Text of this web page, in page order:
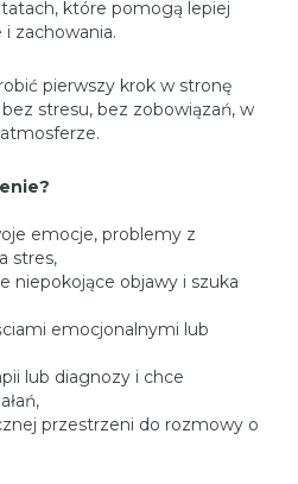
które pomogą lepiej
zachowania.
pierwszy krok w stronę
stresu, bez zobowiązań, w
emocje, problemy z
stres,
niepokojące objawy i szuka
emocjonalnymi lub
lub diagnozy i chce
przestrzeni do rozmowy o